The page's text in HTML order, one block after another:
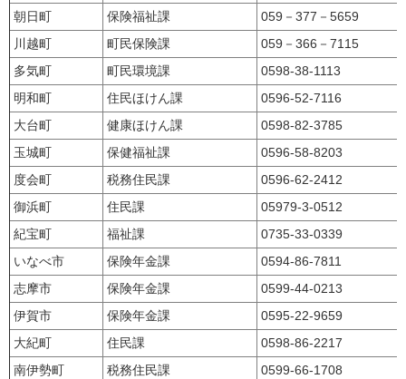
朝日町
保険福祉課
059－377－5659
川越町
町民保険課
059－366－7115
多気町
町民環境課
0598-38-1113
明和町
住民ほけん課
0596-52-7116
大台町
健康ほけん課
0598-82-3785
玉城町
保健福祉課
0596-58-8203
度会町
税務住民課
0596-62-2412
御浜町
住民課
05979-3-0512
紀宝町
福祉課
0735-33-0339
いなべ市
保険年金課
0594-86-7811
志摩市
保険年金課
0599-44-0213
伊賀市
保険年金課
0595-22-9659
大紀町
住民課
0598-86-2217
南伊勢町
税務住民課
0599-66-1708